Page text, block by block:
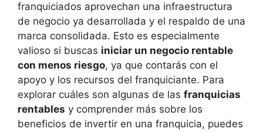
franquiciados aprovechan una infraestructura
de negocio ya desarrollada y el respaldo de una
marca consolidada. Esto es especialmente
valioso si buscas iniciar un negocio rentable
con menos riesgo, ya que contarás con el
apoyo y los recursos del franquiciante. Para
explorar cuáles son algunas de las franquicias
rentables y comprender más sobre los
beneficios de invertir en una franquicia, puedes